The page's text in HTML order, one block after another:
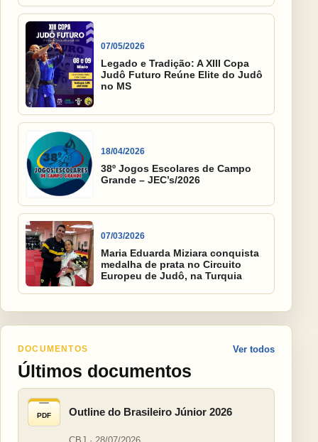
07/05/2026
Legado e Tradição: A XIII Copa
Judô Futuro Reúne Elite do Judô
no MS
18/04/2026
38º Jogos Escolares de Campo
Grande – JEC’s/2026
07/03/2026
Maria Eduarda Miziara conquista
medalha de prata no Circuito
Europeu de Judô, na Turquia
DOCUMENTOS
Últimos documentos
Ver todos
PDF Outline do Brasileiro Júnior 2026